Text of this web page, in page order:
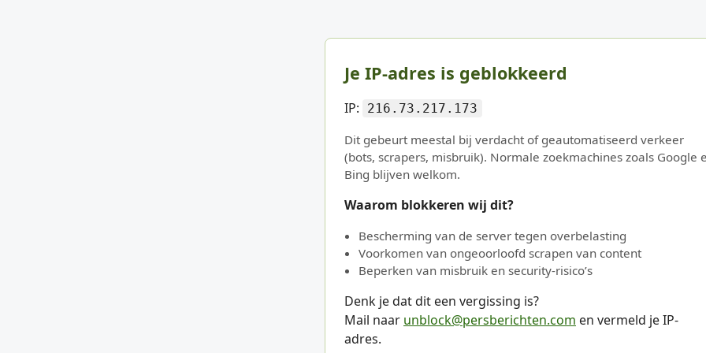
Je IP-adres is geblokkeerd
IP: 216.73.217.173
Dit gebeurt meestal bij verdacht of geautomatiseerd verkeer
(bots, scrapers, misbruik). Normale zoekmachines zoals Google
Bing blijven welkom.
Waarom blokkeren wij dit?
Bescherming van de server tegen overbelasting
Voorkomen van ongeoorloofd scrapen van content
Beperken van misbruik en security-risico’s
Denk je dat dit een vergissing is?
Mail naar unblock@persberichten.com en vermeld je IP-
adres.